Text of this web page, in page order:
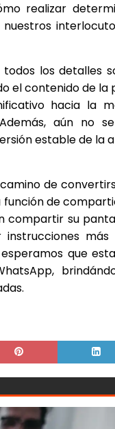
realizar
nuestros
todos los detalles
el contenido de la
hacia la
aún no
estable de la
de
de
compartir su
más
que